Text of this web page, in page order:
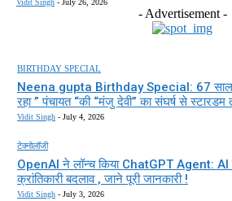
Vidit Singh - July 26, 2026
- Advertisement -
BIRTHDAY SPECIAL
Neena gupta Birthday Special: 67 साल
रहा ” पंचायत “की “मंजु देवी” का संघर्ष से
Vidit Singh - July 4, 2026
टेक्नोलॉजी
OpenAI ने लॉन्च किया ChatGPT Agent: AI
क्रांतिकारी बदलाव , जाने पूरी जानकारी !
Vidit Singh - July 3, 2026